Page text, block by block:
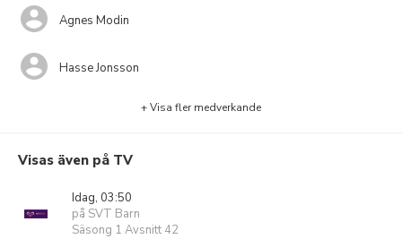
Agnes Modin
Hasse Jonsson
+ Visa fler medverkande
Visas även på TV
Idag, 03:50
på SVT Barn
Säsong 1 Avsnitt 42